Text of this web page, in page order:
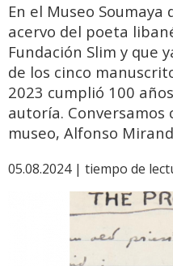
En el Museo
acervo del poeta
Fundación Slim y que
de los cinco
2023 cumplió 100
autoría.
museo, Alfonso
05.08.2024 | tiempo de